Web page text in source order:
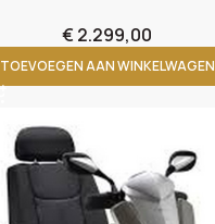
€ 2.299,00
TOEVOEGEN AAN WINKELWAGEN